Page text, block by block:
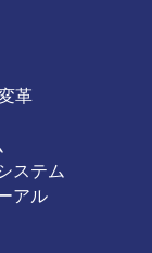
革
ステム
アル